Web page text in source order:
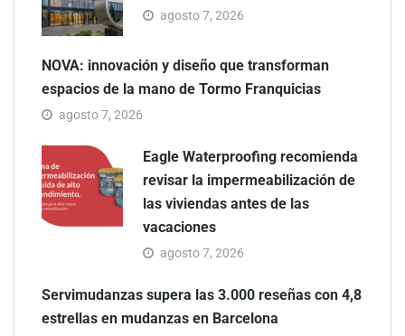
agosto 7, 2026
NOVA: innovación y diseño que transforman
espacios de la mano de Tormo Franquicias
agosto 7, 2026
Eagle Waterproofing recomienda
revisar la impermeabilización de
las viviendas antes de las
vacaciones
agosto 7, 2026
Servimudanzas supera las 3.000 reseñas con 4,8
estrellas en mudanzas en Barcelona